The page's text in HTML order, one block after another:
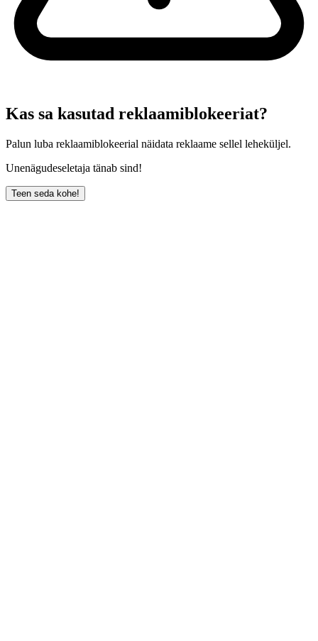
Kas sa kasutad reklaamiblokeeriat?
Palun luba reklaamiblokeerial näidata reklaame sellel leheküljel.
Unenägudeseletaja tänab sind!
Teen seda kohe!